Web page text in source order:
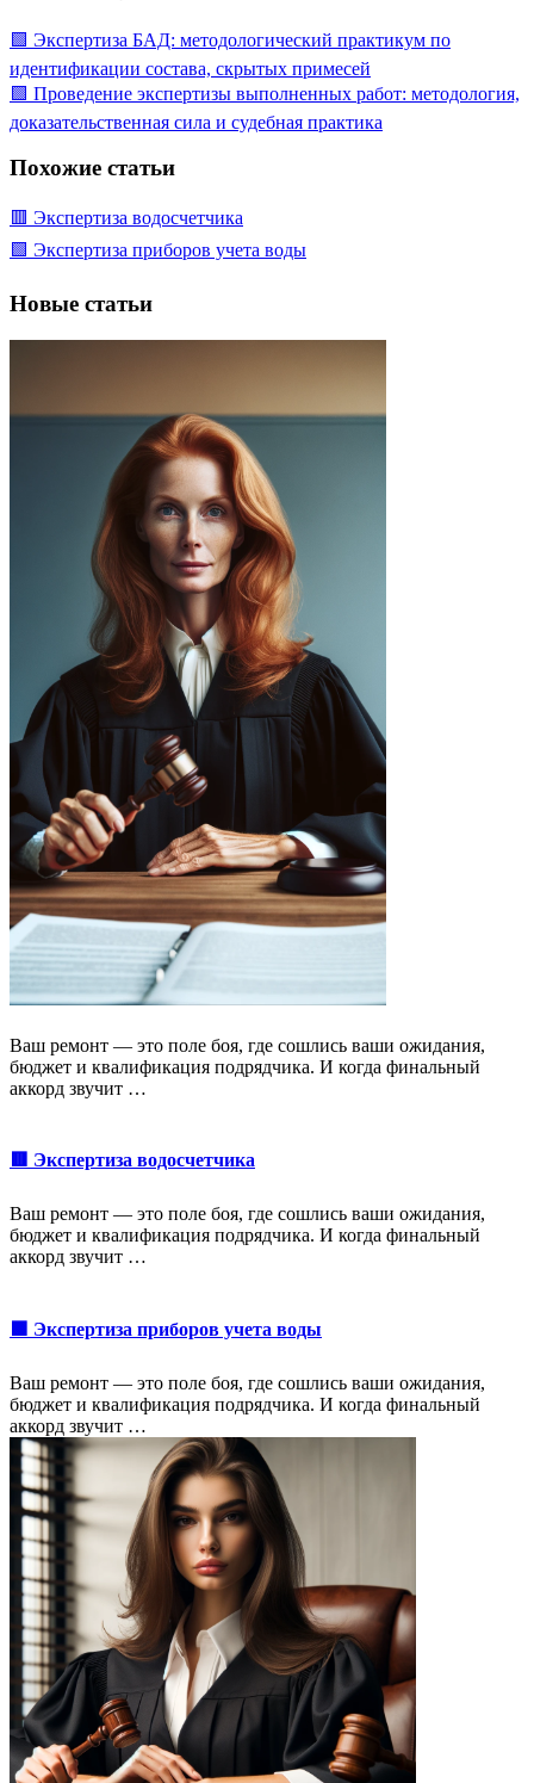
🟩 Экспертиза БАД: методологический практикум по
идентификации состава, скрытых примесей
🟩 Проведение экспертизы выполненных работ: методология,
доказательственная сила и судебная практика
Похожие статьи
🟥 Экспертиза водосчетчика
🟩 Экспертиза приборов учета воды
Новые статьи
Ваш ремонт — это поле боя, где сошлись ваши ожидания,
бюджет и квалификация подрядчика. И когда финальный
аккорд звучит …
🟥 Экспертиза водосчетчика
Ваш ремонт — это поле боя, где сошлись ваши ожидания,
бюджет и квалификация подрядчика. И когда финальный
аккорд звучит …
🟩 Экспертиза приборов учета воды
Ваш ремонт — это поле боя, где сошлись ваши ожидания,
бюджет и квалификация подрядчика. И когда финальный
аккорд звучит …